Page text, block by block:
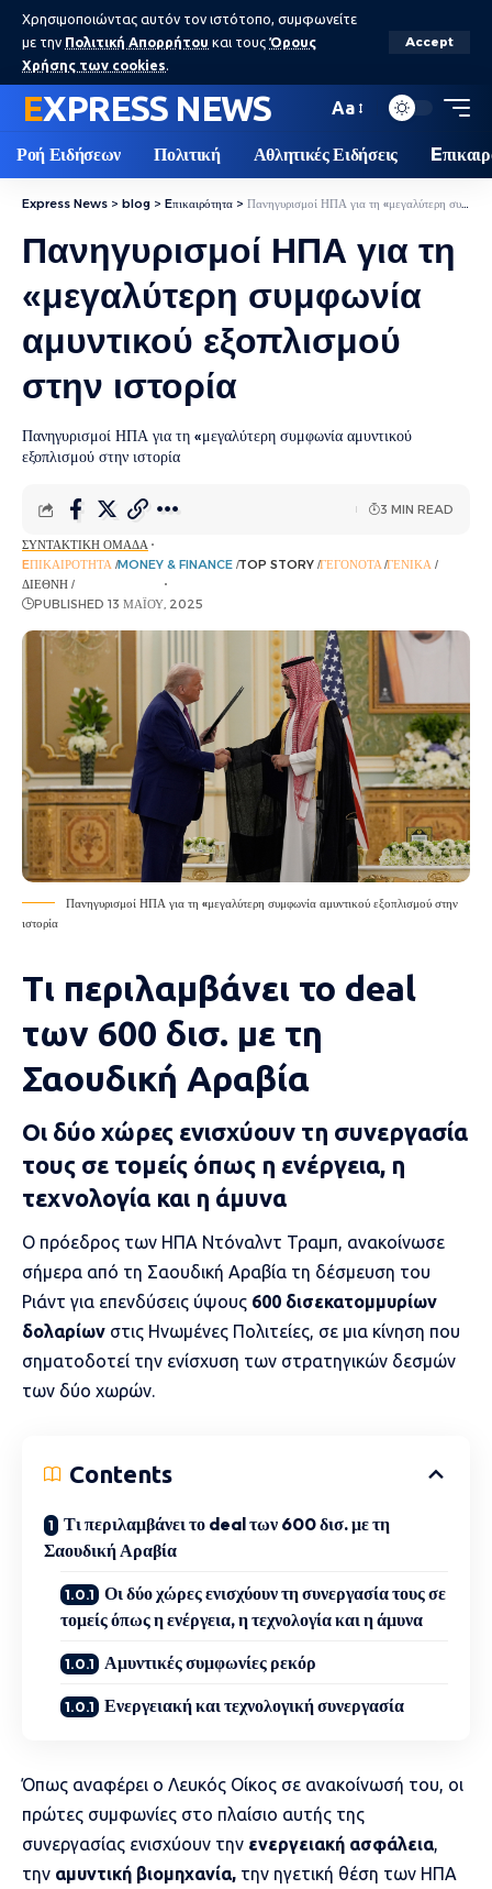
Χρησιμοποιώντας αυτόν τον ιστότοπο, συμφωνείτε
με την Πολιτική Απορρήτου και τους Όρους
Χρήσης των cookies.
Accept
EXPRESS NEWS Aa
Ροή Ειδήσεων Πολιτική Αθλητικές Ειδήσεις
Express News > blog > Eπικαιρότητα > Πανηγυρισμοί ΗΠΑ για τη «μεγαλύτερη συμφωνία αμυντικού εξοπλισμού στην ιστορία
Πανηγυρισμοί ΗΠΑ για τη
«μεγαλύτερη συμφωνία
αμυντικού εξοπλισμού
στην ιστορία
Πανηγυρισμοί ΗΠΑ για τη «μεγαλύτερη συμφωνία αμυντικού
εξοπλισμού στην ιστορία
ΣΥΝΤΑΚΤΙΚΉ ΟΜΆΔΑ
EΠΙΚΑΙΡΌΤΗΤΑ MONEY & FINANCE TOP STORY ΓΕΓΟΝΌΤΑ ΓΕΝΙΚΆ
ΔΙΕΘΝΉ ΡΟΉ ΕΙΔΉΣΕΩΝ
PUBLISHED 13 ΜΑΪ́ΟΥ, 2025
3 MIN READ
Πανηγυρισμοί ΗΠΑ για τη «μεγαλύτερη συμφωνία αμυντικού εξοπλισμού στην
ιστορία
Τι περιλαμβάνει το deal
των 600 δισ. με τη
Σαουδική Αραβία
Οι δύο χώρες ενισχύουν τη συνεργασία
τους σε τομείς όπως η ενέργεια, η
τεχνολογία και η άμυνα
Ο πρόεδρος των ΗΠΑ Ντόναλντ Τραμπ, ανακοίνωσε
σήμερα από τη Σαουδική Αραβία τη δέσμευση του
Ριάντ για επενδύσεις ύψους 600 δισεκατομμυρίων
δολαρίων στις Ηνωμένες Πολιτείες, σε μια κίνηση που
σηματοδοτεί την ενίσχυση των στρατηγικών δεσμών
των δύο χωρών.
Contents
Τι περιλαμβάνει το deal των 600 δισ. με τη
Σαουδική Αραβία
Οι δύο χώρες ενισχύουν τη συνεργασία τους σε
τομείς όπως η ενέργεια, η τεχνολογία και η άμυνα
Αμυντικές συμφωνίες ρεκόρ
Ενεργειακή και τεχνολογική συνεργασία
Όπως αναφέρει ο Λευκός Οίκος σε ανακοίνωσή του, οι
πρώτες συμφωνίες στο πλαίσιο αυτής της
συνεργασίας ενισχύουν την ενεργειακή ασφάλεια,
την αμυντική βιομηχανία, την ηγετική θέση των ΗΠΑ